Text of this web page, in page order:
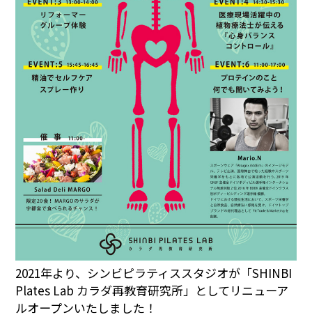
2021年より、シンビピラティススタジオが「SHINBI
Plates Lab カラダ再教育研究所」としてリニューア
ルオープンいたしました！